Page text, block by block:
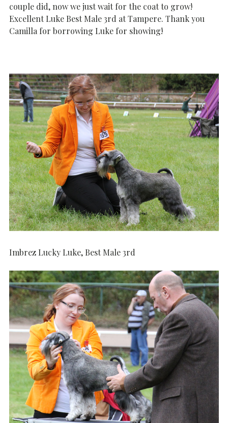
couple did, now we just wait for the coat to grow!
Excellent Luke Best Male 3rd at Tampere. Thank you
Camilla for borrowing Luke for showing!
Imbrez Lucky Luke, Best Male 3rd